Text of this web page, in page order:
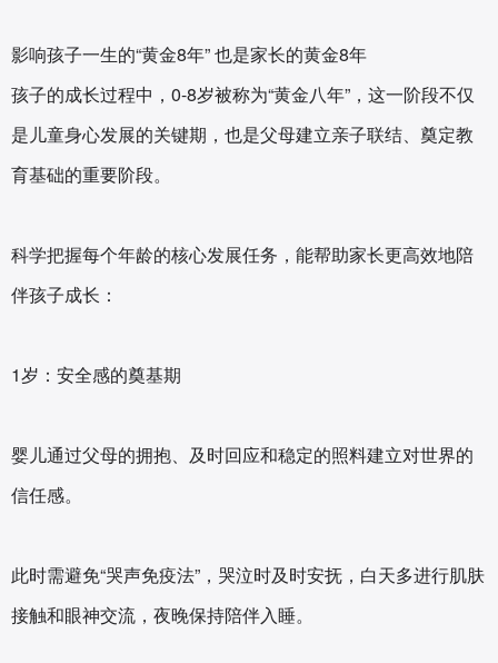
影响孩子一生的“黄金8年” 也是家长的黄金8年
孩子的成长过程中，0-8岁被称为“黄金八年”，这一阶段不仅
是儿童身心发展的关键期，也是父母建立亲子联结、奠定教
育基础的重要阶段。
科学把握每个年龄的核心发展任务，能帮助家长更高效地陪
伴孩子成长：
1岁：安全感的奠基期‌
婴儿通过父母的拥抱、及时回应和稳定的照料建立对世界的
信任感。
此时需避免“哭声免疫法”，哭泣时及时安抚，白天多进行肌肤
接触和眼神交流，夜晚保持陪伴入睡‌。